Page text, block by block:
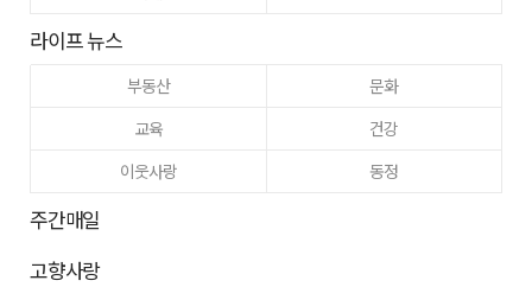
라이프 뉴스
부동산
문화
교육
건강
이웃사랑
동정
주간매일
고향사랑